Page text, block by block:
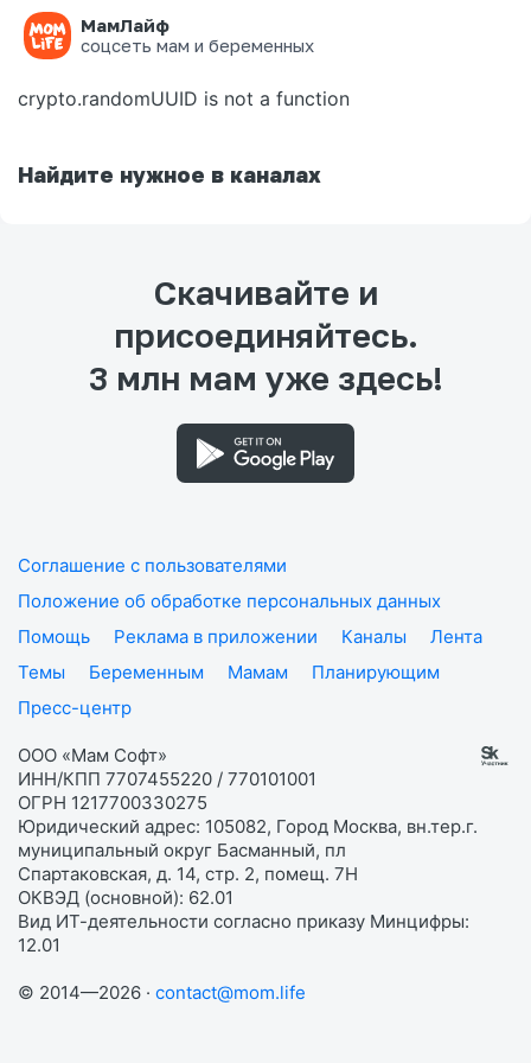
МамЛайф
соцсеть мам и беременных
Ошибка на странице
crypto.randomUUID is not a function
Найдите нужное в каналах
Скачивайте и
присоединяйтесь.
3 млн мам уже здесь!
Соглашение с пользователями
Положение об обработке персональных данных
Помощь
Реклама в приложении Каналы
Лента
Темы
Беременным Мамам
Планирующим
Пресс-центр
ООО «Мам Софт»
ИНН/КПП 7707455220 / 770101001
ОГРН 1217700330275
Юридический адрес: 105082, Город Москва, вн.тер.г.
муниципальный округ Басманный, пл
Спартаковская, д. 14, стр. 2, помещ. 7Н
ОКВЭД (основной): 62.01
Вид ИТ-деятельности согласно приказу Минцифры:
12.01
© 2014—2026 · contact@mom.life